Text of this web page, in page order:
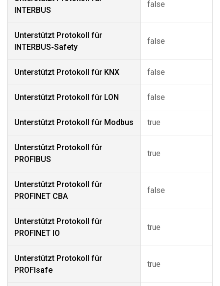
INTERBUS
false
Unterstützt Protokoll für
INTERBUS-Safety
false
Unterstützt Protokoll für KNX false
Unterstützt Protokoll für LON false
Unterstützt Protokoll für Modbus true
Unterstützt Protokoll für
PROFIBUS
true
Unterstützt Protokoll für
PROFINET CBA
false
Unterstützt Protokoll für
PROFINET IO
true
Unterstützt Protokoll für
PROFIsafe
true